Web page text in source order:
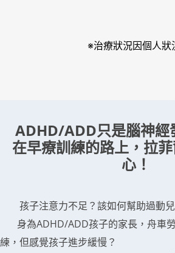
※治療狀況因個人狀
ADHD/ADD只是腦神經
在早療訓練的路上，拉
心！
孩子注意力不足？該如何幫助過動兒
身為ADHD/ADD孩子的家長，舟車
練，但感覺孩子進步緩慢？